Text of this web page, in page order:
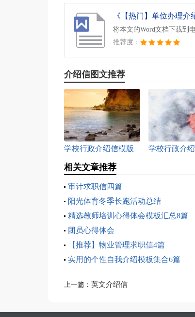
《【热门】单位办理介
将本文的Word文档下载到
推荐度：
介绍信图文推荐
学校行政介绍信模版 学校行政介
相关文章推荐
审计求职信四篇
阳光体育冬季长跑活动总结
精选教师培训心得体会模板汇总8篇
团员心得体会
【推荐】物业管理求职信4篇
实用的个性自我介绍模板集合6篇
上一篇： 英文介绍信